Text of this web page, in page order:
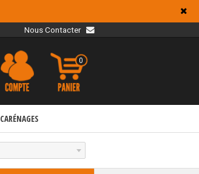
Nous Contacter
0
CARÉNAGES